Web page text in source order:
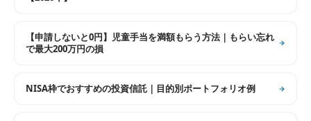
【申請しないと0円】児童手当を満額もらう方法｜もらい忘れ
で最大200万円の損
NISA枠でおすすめの投資信託｜目的別ポートフォリオ例